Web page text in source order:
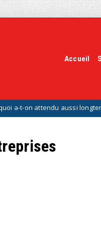
Accueil
aussi longtemps pour